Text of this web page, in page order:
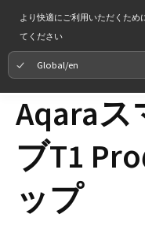
より快適にご利用いただくため
てください
Global/en
Aqara
ブT1
ップ